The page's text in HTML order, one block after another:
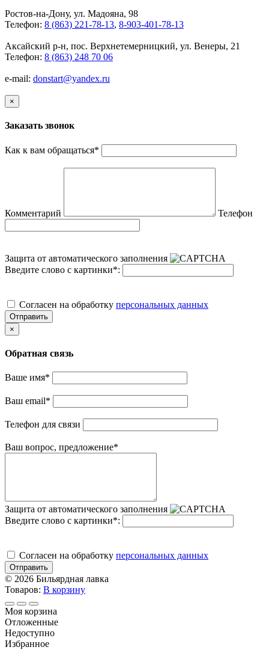
Ростов-на-Дону, ул. Мадояна, 98
Телефон: 8 (863) 221-78-13, 8-903-401-78-13
Аксайский р-н, пос. Верхнетемерницкий, ул. Венеры, 21
Телефон: 8 (863) 248 70 06
e-mail: donstart@yandex.ru
×
Заказать звонок
Как к вам обращаться*
Комментарий Телефон
Защита от автоматического заполнения
Введите слово с картинки*:
Cогласен на обработку персональных данных
Отправить
×
Обратная связь
Ваше имя*
Ваш email*
Телефон для связи
Ваш вопрос, предложение*
Защита от автоматического заполнения
Введите слово с картинки*:
Cогласен на обработку персональных данных
Отправить
© 2026 Бильярдная лавка
Товаров: В корзину
Моя корзина
Отложенные
Недоступно
Избранное